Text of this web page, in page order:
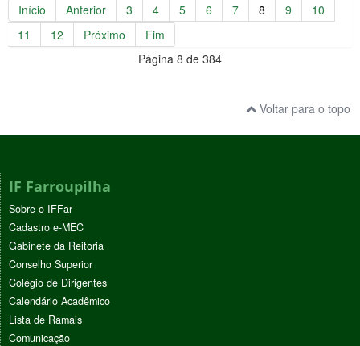
Início Anterior 3 4 5 6 7 8 9
10
11
12 Próximo
Fim
Página 8 de 384
Voltar para o topo
IF Farroupilha
Sobre o IFFar
Cadastro e-MEC
Gabinete da Reitoria
Conselho Superior
Colégio de Dirigentes
Calendário Acadêmico
Lista de Ramais
Comunicação